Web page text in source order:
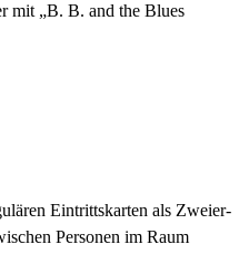
mit „B. B. and the Blues
Eintrittskarten als Zweier-
Personen im Raum